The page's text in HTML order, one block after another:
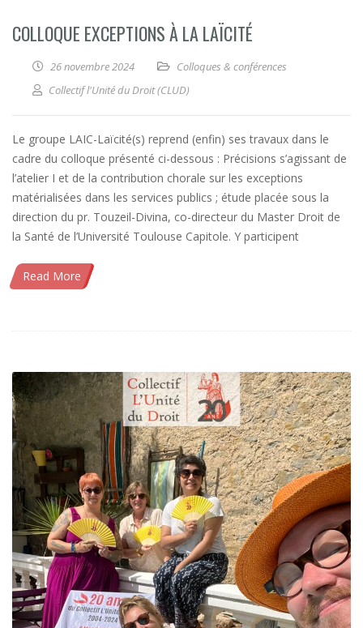
COLLOQUE EXCEPTIONS À LA LAÏCITÉ
26 novembre 2024
Colloques & conférences
Collectif l'Unité du Droit (CLUD)
Le groupe LAIC-Laïcité(s) reprend (enfin) ses travaux dans le
cadre du colloque présenté ci-dessous : Précisions s’agissant de
l’atelier I et de la contribution chorale sur les exceptions
matérialisées dans les services publics ; étude placée sous la
direction du pr. Touzeil-Divina, co-directeur du Master Droit de
la Santé de l’Université Toulouse Capitole. Y participent
Read More